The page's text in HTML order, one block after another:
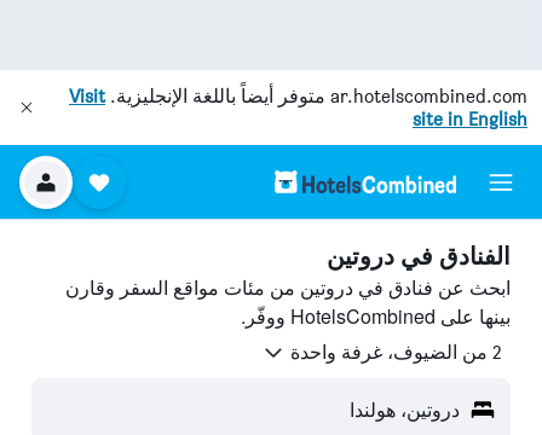
ar.hotelscombined.com متوفر أيضاً باللغة الإنجليزية.Visit
site in English
الفنادق في دروتين
ابحث عن فنادق في دروتين من مئات مواقع السفر وقارن
بينها على HotelsCombined ووفّر.
2 من الضيوف، غرفة واحدة
دروتين، هولندا